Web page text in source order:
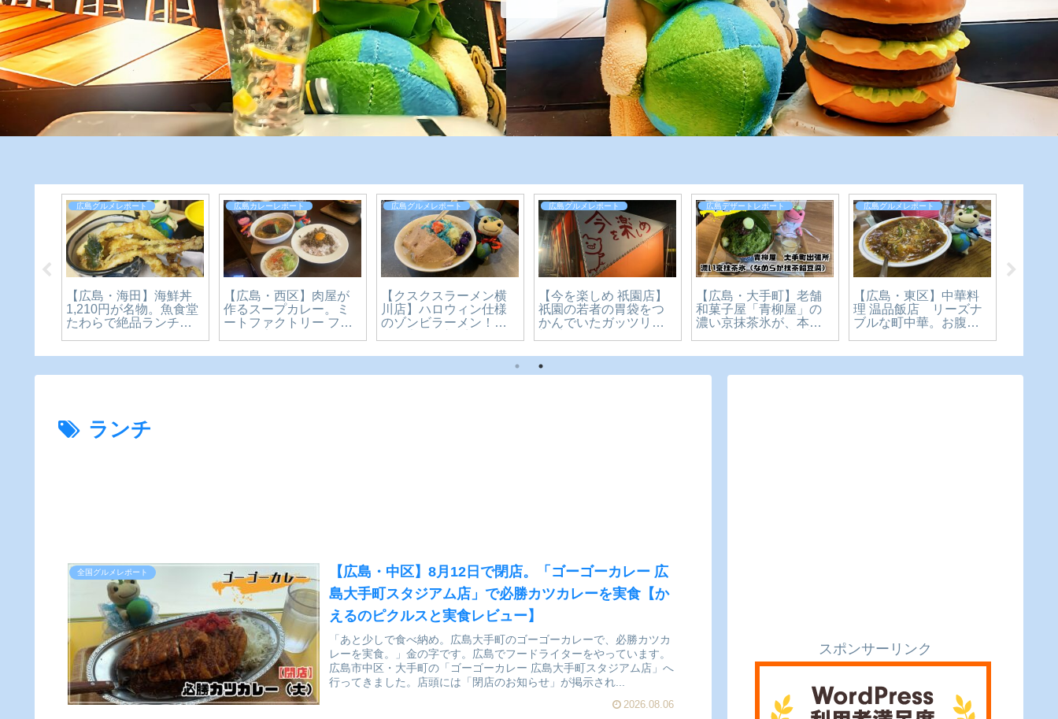
広島グルメレポート
【広島・海田】海鮮丼
1,210円が名物。魚食堂
たわらで絶品ランチを
広島カレーレポート
【広島・西区】肉屋が
作るスープカレー。ミ
ートファクトリー フォ
広島グルメレポート
【クスクスラーメン横
川店】ハロウィン仕様
のゾンビラーメン！期
広島グルメレポート
【今を楽しめ 祇園店】
祇園の若者の胃袋をつ
かんでいたガッツリ二
広島デザートレポート
【広島・大手町】老舗
和菓子屋「青柳屋」の
濃い京抹茶氷が、本気
と実食レビュー】
広島グルメレポート
【広島・東区】中華料
理 温品飯店 リーズナ
ブルな町中華。お腹も
ビュー】
ランチ
全国グルメレポート
【広島・中区】8月12日で閉店。「ゴーゴーカレー 広
島大手町スタジアム店」で必勝カツカレーを実食【か
えるのピクルスと実食レビュー】
「あと少しで食べ納め。広島大手町のゴーゴーカレーで、必勝カツカ
レーを実食。」金の字です。広島でフードライターをやっています。
広島市中区・大手町の「ゴーゴーカレー 広島大手町スタジアム店」へ
行ってきました。店頭には「閉店のお知らせ」が掲示され...
2026.08.06
スポンサーリンク